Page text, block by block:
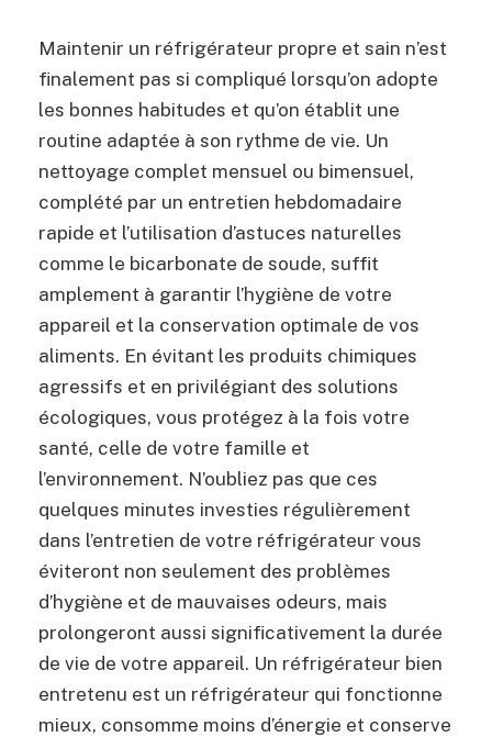
Maintenir un réfrigérateur propre et sain n’est
finalement pas si compliqué lorsqu’on adopte
les bonnes habitudes et qu’on établit une
routine adaptée à son rythme de vie. Un
nettoyage complet mensuel ou bimensuel,
complété par un entretien hebdomadaire
rapide et l’utilisation d’astuces naturelles
comme le bicarbonate de soude, suffit
amplement à garantir l’hygiène de votre
appareil et la conservation optimale de vos
aliments. En évitant les produits chimiques
agressifs et en privilégiant des solutions
écologiques, vous protégez à la fois votre
santé, celle de votre famille et
l’environnement. N’oubliez pas que ces
quelques minutes investies régulièrement
dans l’entretien de votre réfrigérateur vous
éviteront non seulement des problèmes
d’hygiène et de mauvaises odeurs, mais
prolongeront aussi significativement la durée
de vie de votre appareil. Un réfrigérateur bien
entretenu est un réfrigérateur qui fonctionne
mieux, consomme moins d’énergie et conserve